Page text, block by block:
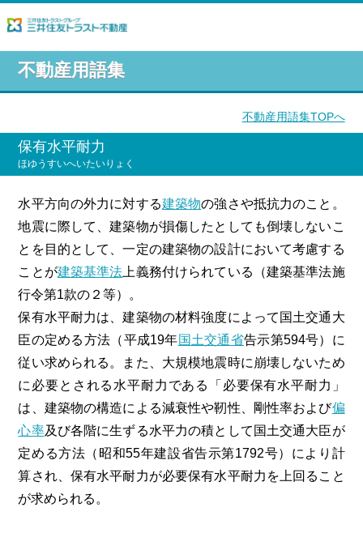
不動産用語集
不動産用語集TOPへ
保有水平耐力
ほゆうすいへいたいりょく
水平方向の外力に対する建築物の強さや抵抗力のこと。
地震に際して、建築物が損傷したとしても倒壊しないこ
とを目的として、一定の建築物の設計において考慮する
ことが建築基準法 上義務付けられている（建築基準法施
行令第1款の２等）。
保有水平耐力は、建築物の材料強度によって国土交通大
臣の定める方法（平成19年国土交通省告示第594号）に
従い求められる。また、大規模地震時に崩壊しないため
に必要とされる水平耐力である「必要保有水平耐力」
は、建築物の構造による減衰性や靭性、剛性率および偏
心率及び各階に生ずる水平力の積として国土交通大臣が
定める方法（昭和55年建設省告示第1792号）により計
算され、保有水平耐力が必要保有水平耐力を上回ること
が求められる。